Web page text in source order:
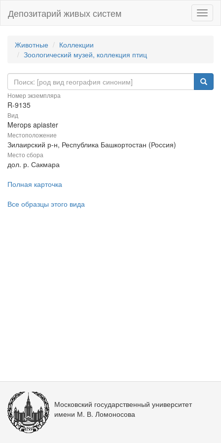
Депозитарий живых систем
Животные
Коллекции
Зоологический музей, коллекция птиц
Номер экземпляра
R-9135
Вид
Merops apiaster
Местоположение
Зилаирский р-н, Республика Башкортостан (Россия)
Место сбора
дол. р. Сакмара
Полная карточка
Все образцы этого вида
Московский государственный университет
имени М. В. Ломоносова